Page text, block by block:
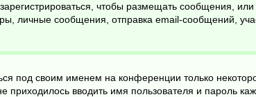
чтобы размещать сообщения,
личные сообщения, отправка email-сообщений,
под своим именем на конференции только
приходилось вводить имя пользователя и пароль